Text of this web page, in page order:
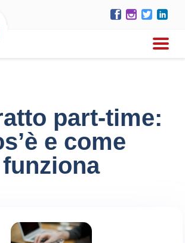
part-time:
e come
funziona